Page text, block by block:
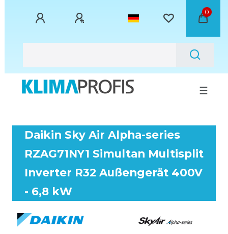
0
☰
Daikin Sky Air Alpha-series
RZAG71NY1 Simultan Multisplit
Inverter R32 Außengerät 400V
- 6,8 kW